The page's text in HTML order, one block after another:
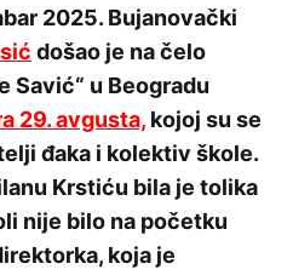
2025. Bujanovački
došao je na čelo
Savić“ u Beogradu
29. avgusta, kojoj su se
đaka i kolektiv škole.
Krstiću bila je tolika
nije bilo na početku
koja je